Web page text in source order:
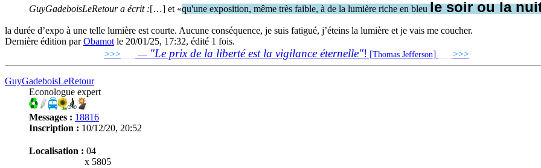
GuyGadeboisLeRetour a écrit :[…] et «qu'une exposition, même très faible, à de la lumière riche en bleu le soir ou la
la durée d’expo à une telle lumière est courte. Aucune conséquence, je suis fatigué, j’éteins la lumière et je vais me coucher.
Dernière édition parObamot le 20/01/25, 17:32, édité 1 fois.
>>>___ — "Le prix de la liberté est la vigilance éternelle"! [Thomas Jefferson] >>>
GuyGadeboisLeRetour
Econologue expert
Messages : 18816
Inscription : 10/12/20, 20:52
Localisation : 04
x 5805